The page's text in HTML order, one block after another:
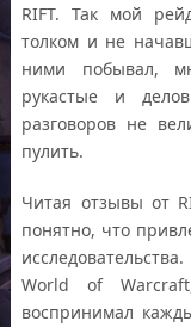
RIFT. Так мой
толком и не
ними побывал,
рукастые и
разговоров не
пулить.
Читая отзывы от
понятно, что
World of
воспринимал